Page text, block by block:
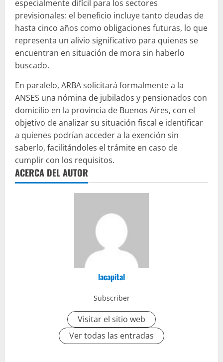
especialmente difícil para los sectores
previsionales: el beneficio incluye tanto deudas de
hasta cinco años como obligaciones futuras, lo que
representa un alivio significativo para quienes se
encuentran en situación de mora sin haberlo
buscado.
En paralelo, ARBA solicitará formalmente a la
ANSES una nómina de jubilados y pensionados con
domicilio en la provincia de Buenos Aires, con el
objetivo de analizar su situación fiscal e identificar
a quienes podrían acceder a la exención sin
saberlo, facilitándoles el trámite en caso de
cumplir con los requisitos.
ACERCA DEL AUTOR
lacapital
Subscriber
Visitar el sitio web
Ver todas las entradas